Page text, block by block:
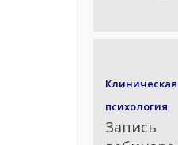
Клиническая
психология
Запись